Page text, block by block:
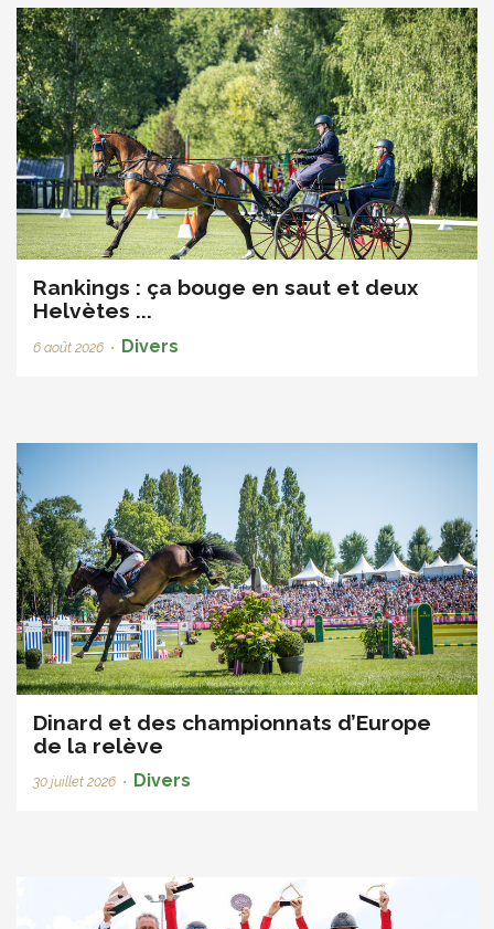
Rankings : ça bouge en saut et deux
Helvètes ...
6 août 2026 • Divers
Dinard et des championnats d’Europe
de la relève
30 juillet 2026 • Divers